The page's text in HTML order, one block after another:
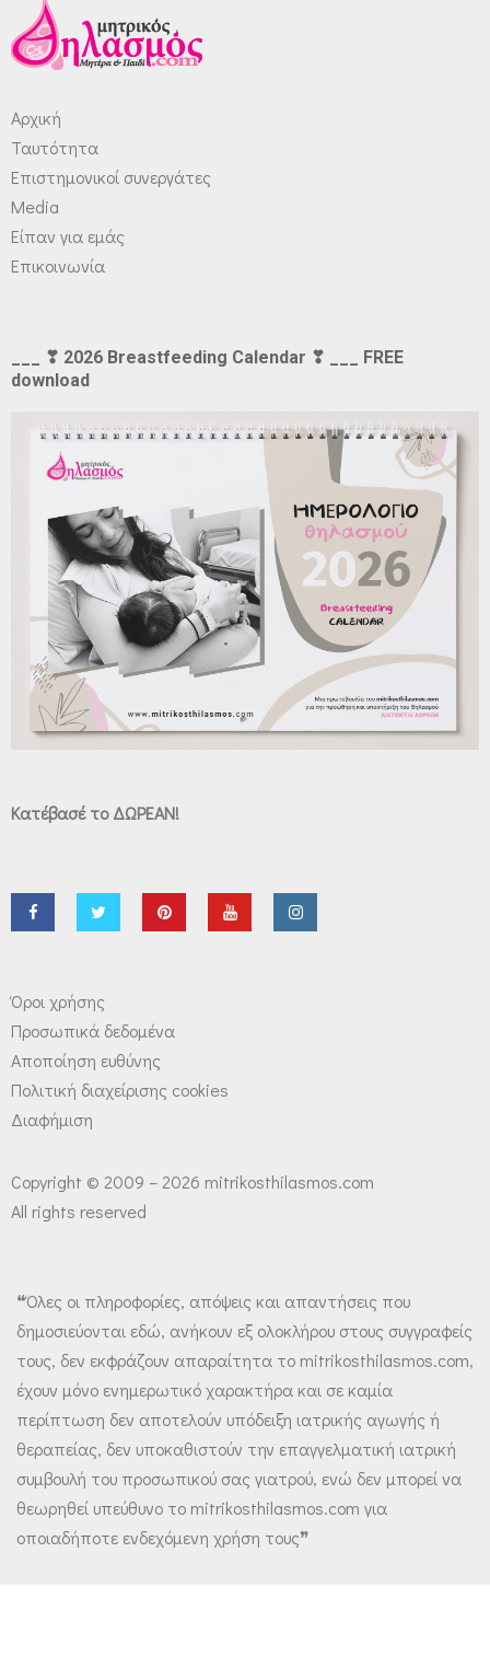
Αρχική
Ταυτότητα
Επιστημονικοί συνεργάτες
Media
Είπαν για εμάς
Επικοινωνία
___ ❣ 2026 Breastfeeding Calendar ❣ ___ FREE
download
Κατέβασέ το ΔΩΡΕΑΝ!
Όροι χρήσης
Προσωπικά δεδομένα
Αποποίηση ευθύνης
Πολιτική διαχείρισης cookies
Διαφήμιση
Copyright © 2009 – 2026 mitrikosthilasmos.com
All rights reserved
❝Όλες οι πληροφορίες, απόψεις και απαντήσεις που
δημοσιεύονται εδώ, ανήκουν εξ ολοκλήρου στους συγγραφείς
τους, δεν εκφράζουν απαραίτητα το mitrikosthilasmos.com,
έχουν μόνο ενημερωτικό χαρακτήρα και σε καμία
περίπτωση δεν αποτελούν υπόδειξη ιατρικής αγωγής ή
θεραπείας, δεν υποκαθιστούν την επαγγελματική ιατρική
συμβουλή του προσωπικού σας γιατρού, ενώ δεν μπορεί να
θεωρηθεί υπεύθυνο το mitrikosthilasmos.com για
οποιαδήποτε ενδεχόμενη χρήση τους❞